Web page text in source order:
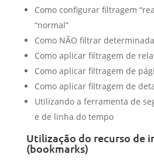
Como configurar filtragem
“normal”
Como NÃO filtrar
Como aplicar filtragem de
Como aplicar filtragem de
Como aplicar filtragem de
Utilizando a ferramenta de
e de linha do tempo
Utilização do recurso de
(bookmarks)